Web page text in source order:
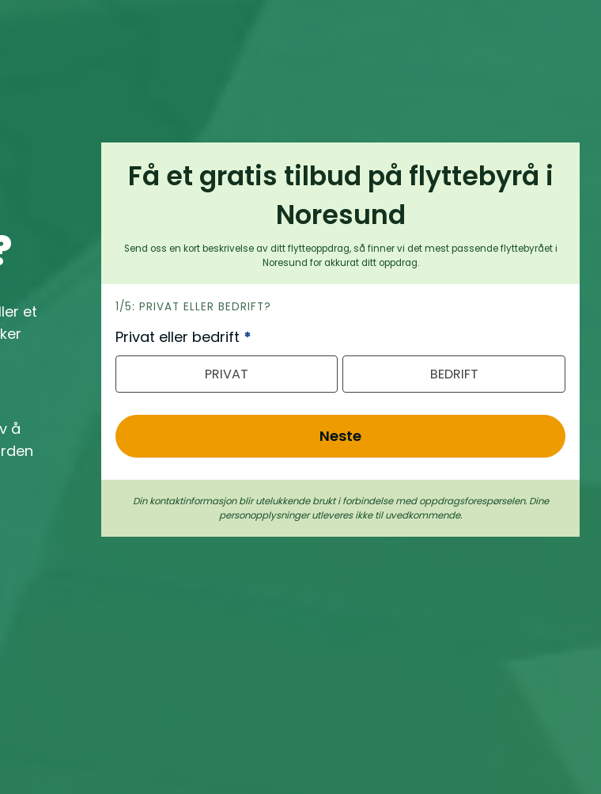
et
å
Få et gratis tilbud på flyttebyrå i
Noresund
Send oss en kort beskrivelse av ditt flytteoppdrag, så finner vi det mest passende flyttebyrået i
Noresund for akkurat ditt oppdrag.
h
e
r
1/5: PRIVAT ELLER BEDRIFT?
Privat eller bedrift *
PRIVAT BEDRIFT
Neste
Din kontaktinformasjon blir utelukkende brukt i forbindelse med oppdragsforespørselen. Dine
personopplysninger utleveres ikke til uvedkommende.